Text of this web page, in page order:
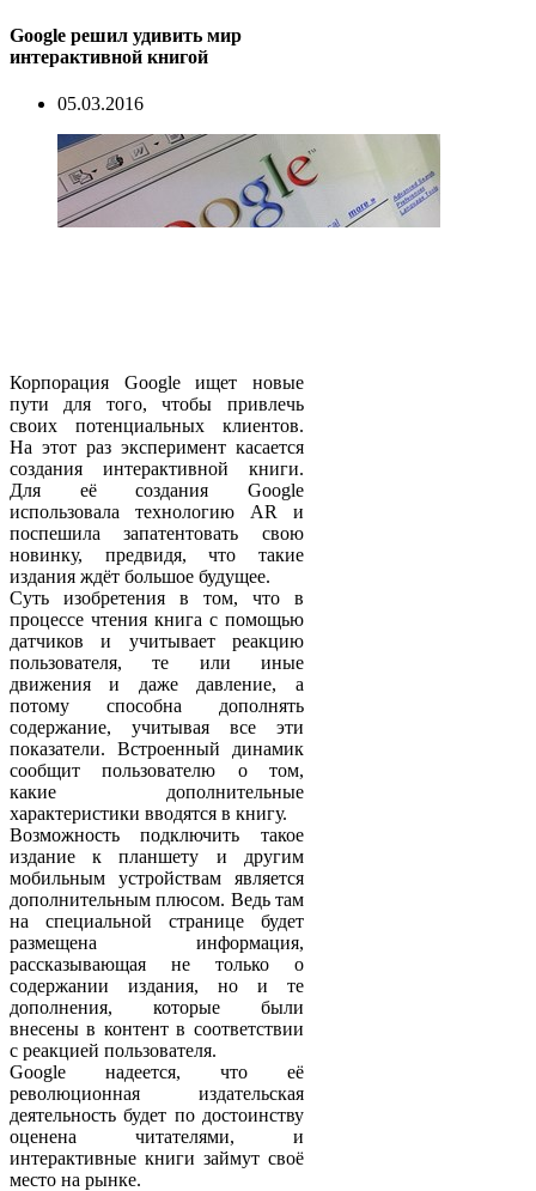
Google решил удивить мир
интерактивной книгой
05.03.2016
Корпорация Google ищет новые
пути для того, чтобы привлечь
своих потенциальных клиентов.
На этот раз эксперимент касается
создания интерактивной книги.
Для её создания Google
использовала технологию AR и
поспешила запатентовать свою
новинку, предвидя, что такие
издания ждёт большое будущее.
Суть изобретения в том, что в
процессе чтения книга с помощью
датчиков и учитывает реакцию
пользователя, те или иные
движения и даже давление, а
потому способна дополнять
содержание, учитывая все эти
показатели. Встроенный динамик
сообщит пользователю о том,
какие дополнительные
характеристики вводятся в книгу.
Возможность подключить такое
издание к планшету и другим
мобильным устройствам является
дополнительным плюсом. Ведь там
на специальной странице будет
размещена информация,
рассказывающая не только о
содержании издания, но и те
дополнения, которые были
внесены в контент в соответствии
с реакцией пользователя.
Google надеется, что её
революционная издательская
деятельность будет по достоинству
оценена читателями, и
интерактивные книги займут своё
место на рынке.